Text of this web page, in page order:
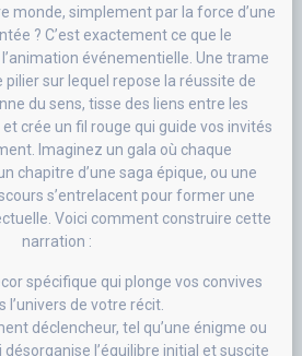
monde, simplement par la force d’une
? C’est exactement ce que le
événementielle. Une trame
sur lequel repose la réussite de
du sens, tisse des liens entre les
crée un fil rouge qui guide vos invités
Imaginez un gala où chaque
chapitre d’une saga épique, ou une
s’entrelacent pour former une
Voici comment construire cette
narration :
spécifique qui plonge vos convives
l’univers de votre récit.
déclencheur, tel qu’une énigme ou
l’équilibre initial et suscite